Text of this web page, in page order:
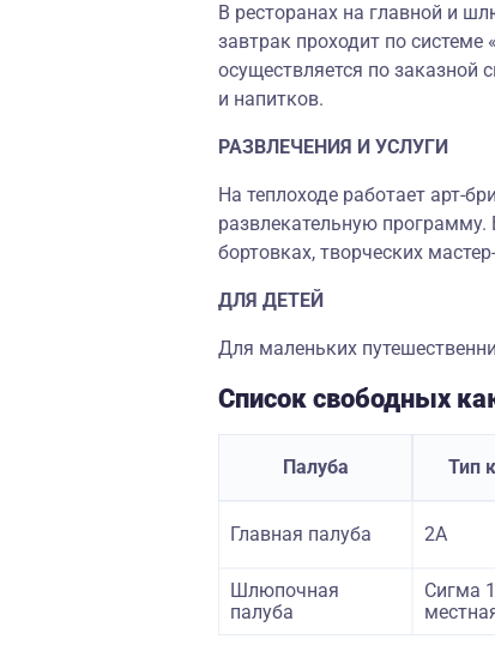
В ресторанах на главной и
завтрак проходит по
осуществляется по заказной
и напитков.
РАЗВЛЕЧЕНИЯ И УСЛУГИ
На теплоходе работает арт-
развлекательную программу.
бортовках, творческих
ДЛЯ ДЕТЕЙ
Для маленьких
Список свободных
Палуба Тип
Главная палуба 2А
Шлюпочная
палуба
Сигма